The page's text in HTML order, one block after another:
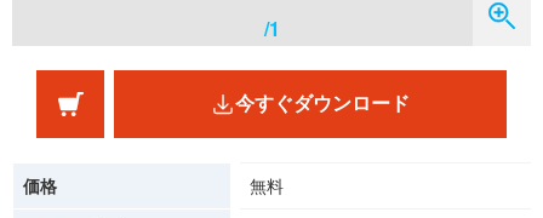
/1
今すぐダウンロード
価格
無料